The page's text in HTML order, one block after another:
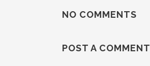
NO COMMENTS
POST A COMMENT